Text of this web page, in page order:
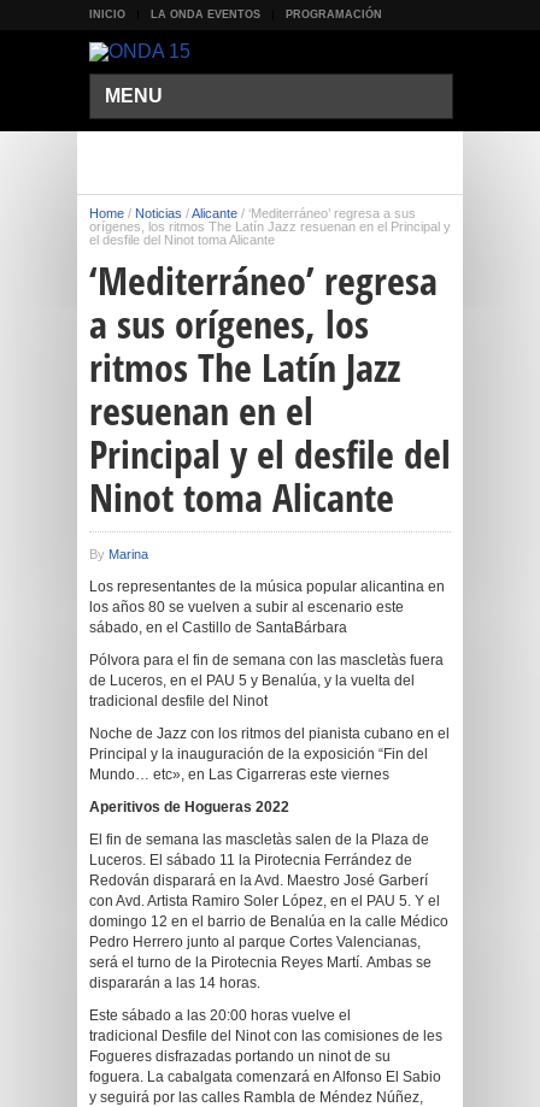
INICIO LA ONDA EVENTOS PROGRAMACIÓN
MENU
Home / Noticias /Alicante / ‘Mediterráneo’ regresa a sus
orígenes, los ritmos The Latín Jazz resuenan en el Principal y
el desfile del Ninot toma Alicante
‘Mediterráneo’ regresa
a sus orígenes, los
ritmos The Latín Jazz
resuenan en el
Principal y el desfile del
Ninot toma Alicante
By Marina
Los representantes de la música popular alicantina en
los años 80 se vuelven a subir al escenario este
sábado, en el Castillo de SantaBárbara
Pólvora para el fin de semana con las mascletàs fuera
de Luceros, en el PAU 5 y Benalúa, y la vuelta del
tradicional desfile del Ninot
Noche de Jazz con los ritmos del pianista cubano en el
Principal y la inauguración de la exposición “Fin del
Mundo… etc», en Las Cigarreras este viernes
Aperitivos de Hogueras 2022
El fin de semana las mascletàs salen de la Plaza de
Luceros. El sábado 11 la Pirotecnia Ferrández de
Redován disparará en la Avd. Maestro José Garberí
con Avd. Artista Ramiro Soler López, en el PAU 5. Y el
domingo 12 en el barrio de Benalúa en la calle Médico
Pedro Herrero junto al parque Cortes Valencianas,
será el turno de la Pirotecnia Reyes Martí. Ambas se
dispararán a las 14 horas.
Este sábado a las 20:00 horas vuelve el
tradicional Desfile del Ninot con las comisiones de les
Fogueres disfrazadas portando un ninot de su
foguera. La cabalgata comenzará en Alfonso El Sabio
y seguirá por las calles Rambla de Méndez Núñez,